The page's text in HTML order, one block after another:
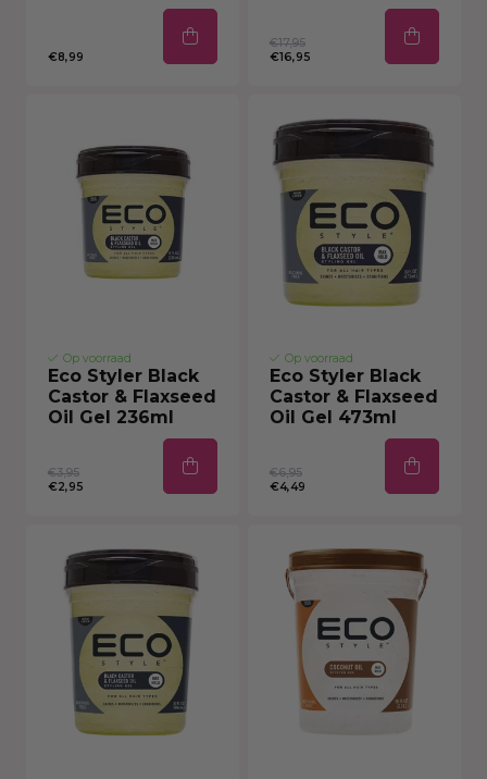
€8,99
€17,95
€16,95
Op voorraad
Eco Styler Black
Castor & Flaxseed
Oil Gel 236ml
€3,95
€2,95
Op voorraad
Eco Styler Black
Castor & Flaxseed
Oil Gel 473ml
€6,95
€4,49